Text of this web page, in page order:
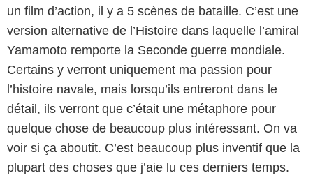
un film d’action, il y a 5 scènes de bataille. C’est une
version alternative de l’Histoire dans laquelle l’amiral
Yamamoto remporte la Seconde guerre mondiale.
Certains y verront uniquement ma passion pour
l’histoire navale, mais lorsqu’ils entreront dans le
détail, ils verront que c’était une métaphore pour
quelque chose de beaucoup plus intéressant. On va
voir si ça aboutit. C’est beaucoup plus inventif que la
plupart des choses que j’aie lu ces derniers temps.